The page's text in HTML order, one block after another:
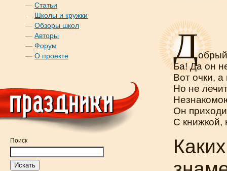
— Статьи
— Школы и кружки
— Обзоры школ
— Авторы
— Форум
— О проекте
Поиск
Д
Ба! Да он
Вот очки,
Но не
Он
С книжкой,
Каких